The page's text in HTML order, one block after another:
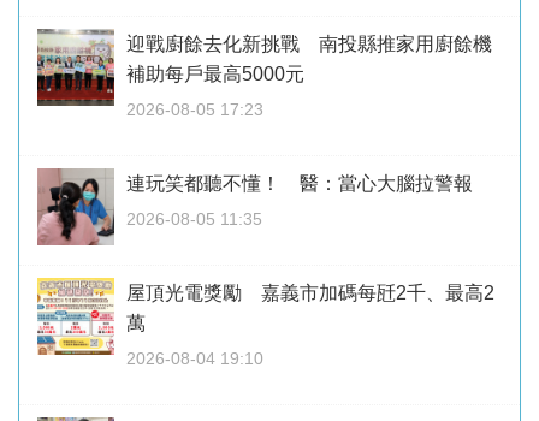
迎戰廚餘去化新挑戰 南投縣推家用廚餘機
補助每戶最高5000元
2026-08-05 17:23
連玩笑都聽不懂！ 醫：當心大腦拉警報
2026-08-05 11:35
屋頂光電獎勵 嘉義市加碼每瓩2千、最高2
萬
2026-08-04 19:10